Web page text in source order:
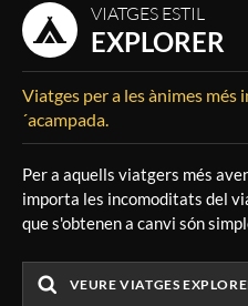
VIATGES ESTIL
EXPLORER
Viatges per a les ànimes més
´acampada.
Per a aquells viatgers més
importa les incomoditats del
que s'obtenen a canvi són
VEURE VIATGES